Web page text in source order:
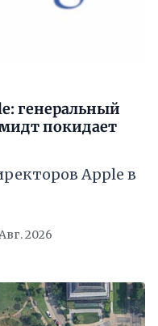
генеральный
покидает
Apple в
2026